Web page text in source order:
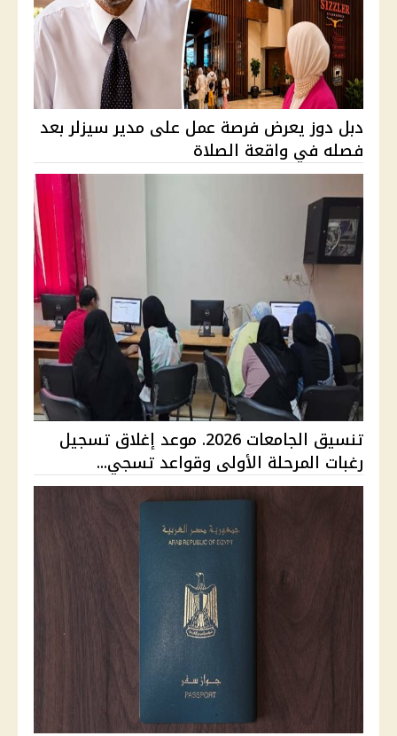
دبل دوز يعرض فرصة عمل على مدير سيزلر بعد
فصله في واقعة الصلاة
تنسيق الجامعات 2026. موعد إغلاق تسجيل
رغبات المرحلة الأولى وقواعد تسجي...